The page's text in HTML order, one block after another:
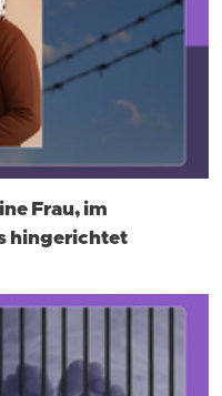
Frau, im
hingerichtet